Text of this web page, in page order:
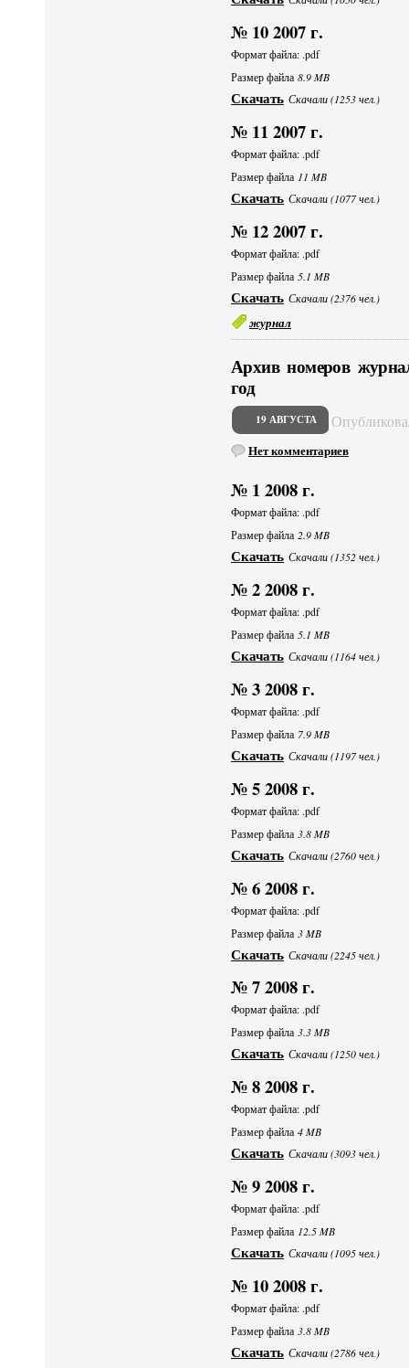
№ 10 2007 г.
Формат файла: .pdf
Размер файла8.9 MB
Скачать Скачали (1253 чел.)
№ 11 2007 г.
Формат файла: .pdf
Размер файла 11 MB
Скачать Скачали (1077 чел.)
№ 12 2007 г.
Формат файла: .pdf
Размер файла 5.1 MB
Скачать Скачали (2376 чел.)
журнал
Архив номеров
год
19 АВГУСТА
Нет комментариев
№ 1 2008 г.
Формат файла: .pdf
Размер файла2.9 MB
Скачать Скачали (1352 чел.)
№ 2 2008 г.
Формат файла: .pdf
Размер файла5.1 MB
Скачать Скачали (1164 чел.)
№ 3 2008 г.
Формат файла: .pdf
Размер файла 7.9 MB
Скачать Скачали (1197 чел.)
№ 5 2008 г.
Формат файла: .pdf
Размер файла 3.8 MB
Скачать Скачали (2760 чел.)
№ 6 2008 г.
Формат файла: .pdf
Размер файла 3 MB
Скачать Скачали (2245 чел.)
№ 7 2008 г.
Формат файла: .pdf
Размер файла3.3 MB
Скачать Скачали (1250 чел.)
№ 8 2008 г.
Формат файла: .pdf
Размер файла4 MB
Скачать Скачали (3093 чел.)
№ 9 2008 г.
Формат файла: .pdf
Размер файла 12.5 MB
Скачать Скачали (1095 чел.)
№ 10 2008 г.
Формат файла: .pdf
Размер файла 3.8 MB
Скачать Скачали (2786 чел.)